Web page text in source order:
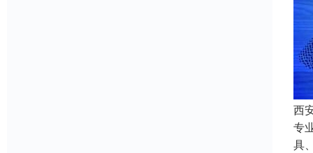
西
专
具